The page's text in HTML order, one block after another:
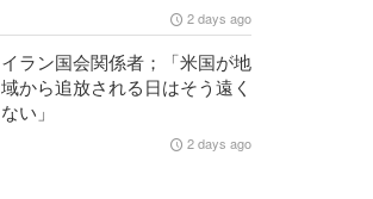
2 days ago
イラン国会関係者；「米国が地
域から追放される日はそう遠く
ない」
2 days ago